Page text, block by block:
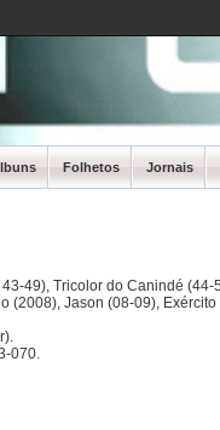
Folhetos Jornais
49), Tricolor do Canindé
Jason (08-09),
070.